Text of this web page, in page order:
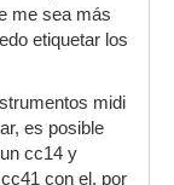
me sea más
etiquetar los
midi
es posible
cc14 y
con el, por